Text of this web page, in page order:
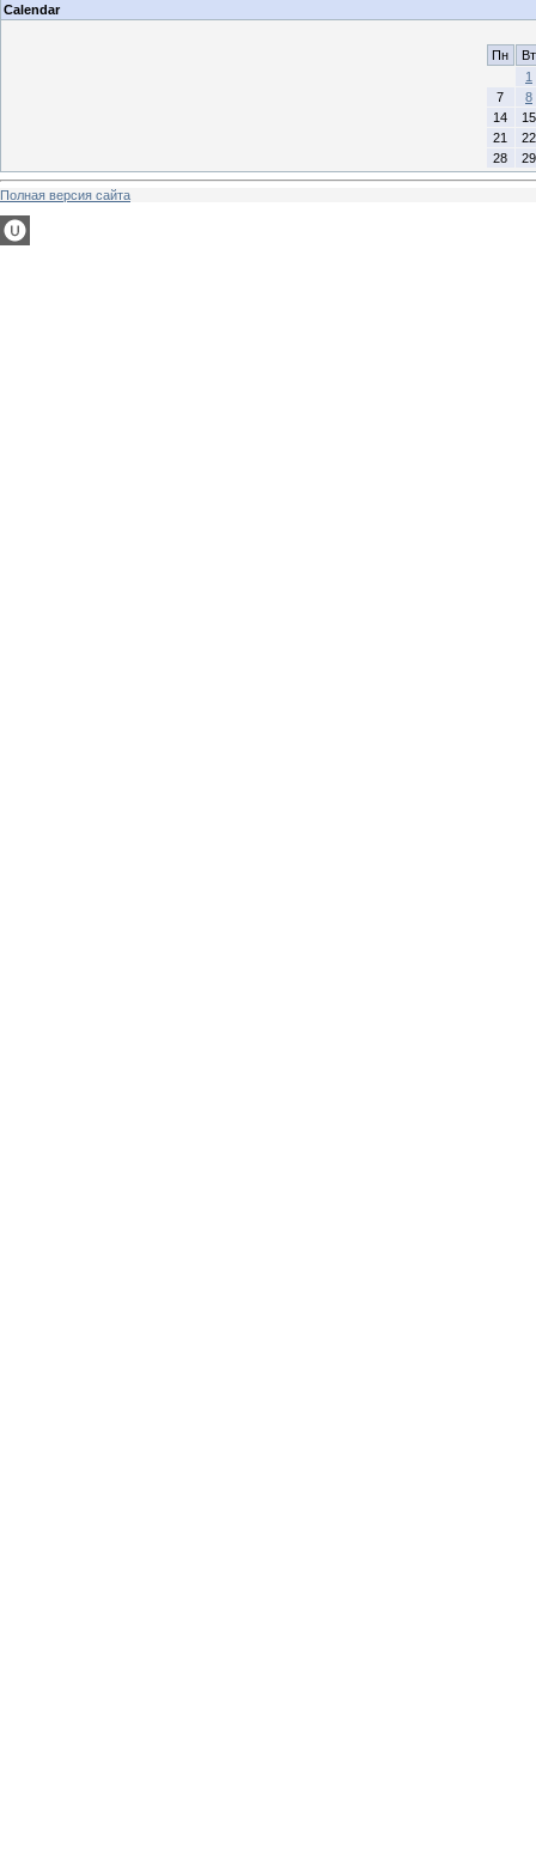
Calendar
Пн
Вт
1
7
8
14
15
21
22
28
29
Полная версия сайта